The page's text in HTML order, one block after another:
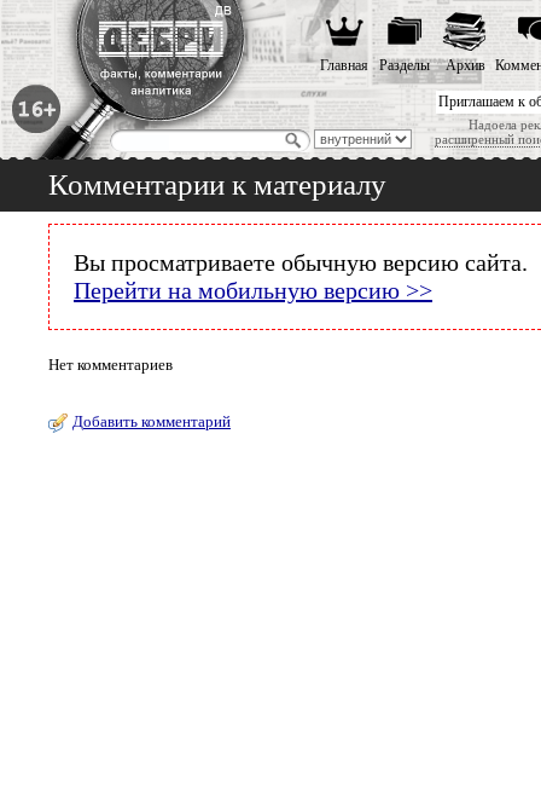
Приглашаем к
Надоела
расширенный
Главная Разделы Архив
Комментарии к материалу
Вы просматриваете обычную версию сайта.
Перейти на мобильную версию >>
Нет комментариев
Добавить комментарий